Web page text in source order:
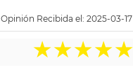
Opinión Recibida el: 2025-03-17
★★★★★